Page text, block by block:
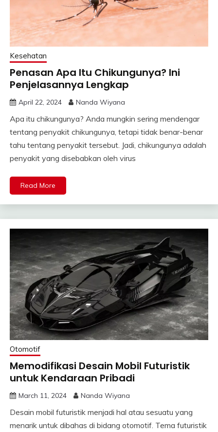
Kesehatan
Penasan Apa Itu Chikungunya? Ini
Penjelasannya Lengkap
April 22, 2024 Nanda Wiyana
Apa itu chikungunya? Anda mungkin sering mendengar
tentang penyakit chikungunya, tetapi tidak benar-benar
tahu tentang penyakit tersebut. Jadi, chikungunya adalah
penyakit yang disebabkan oleh virus
Read More
Otomotif
Memodifikasi Desain Mobil Futuristik
untuk Kendaraan Pribadi
March 11, 2024 Nanda Wiyana
Desain mobil futuristik menjadi hal atau sesuatu yang
menarik untuk dibahas di bidang otomotif. Tema futuristik